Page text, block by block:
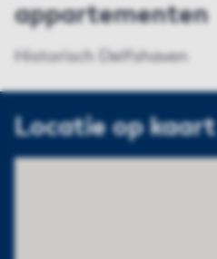
appartementen
Historisch Delfshaven
Locatie op kaart